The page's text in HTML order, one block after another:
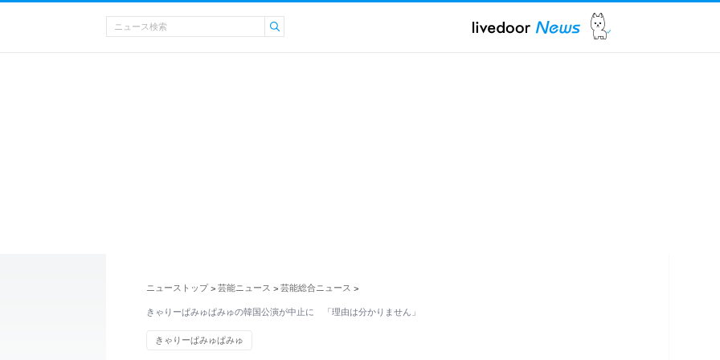
ニューストップ > 芸能ニュース > 芸能総合ニュース >
きゃりーぱみゅぱみゅの韓国公演が中止に 「理由は分かりません」
きゃりーぱみゅぱみゅ